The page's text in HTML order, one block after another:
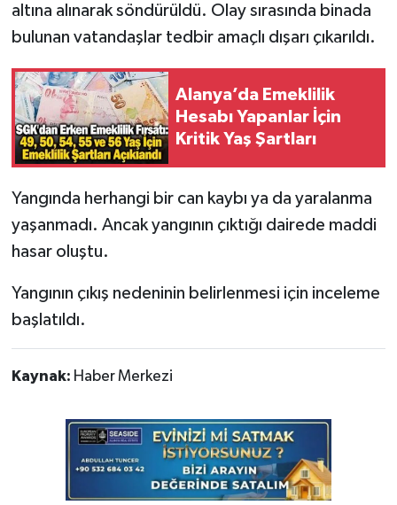
altına alınarak söndürüldü. Olay sırasında binada
bulunan vatandaşlar tedbir amaçlı dışarı çıkarıldı.
Alanya’da Emeklilik
Hesabı Yapanlar İçin
Kritik Yaş Şartları
Yangında herhangi bir can kaybı ya da yaralanma
yaşanmadı. Ancak yangının çıktığı dairede maddi
hasar oluştu.
Yangının çıkış nedeninin belirlenmesi için inceleme
başlatıldı.
Kaynak: Haber Merkezi